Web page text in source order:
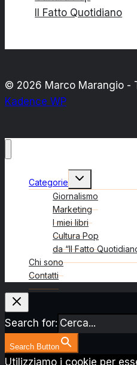
Il Fatto Quotidiano
© 2026 Marco Marangio -
Kadence WP
Categorie
Alterna
figlio
Giornalismo
Marketing
I miei libri
Cultura Pop
da “Il Fatto
Chi sono
Contatti
Search for:
Search Button
Utilizziamo i cookie per